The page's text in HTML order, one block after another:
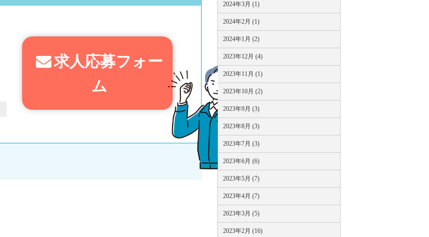
求人応募フォー
ム
2024年3月 (1)
2024年2月 (1)
2024年1月 (2)
2023年12月 (4)
2023年11月 (1)
2023年10月 (2)
2023年9月 (3)
2023年8月 (3)
2023年7月 (3)
2023年6月 (6)
2023年5月 (7)
2023年4月 (7)
2023年3月 (5)
2023年2月 (16)